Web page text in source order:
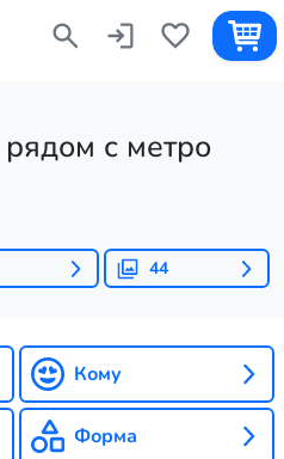
с метро
44
Кому
Форма